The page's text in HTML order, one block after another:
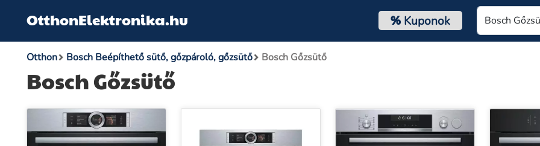
OtthonElektronika.hu %Kuponok
Otthon Bosch Beépíthető sütő, gőzpároló, gőzsütő Bosch Gőzsütő
Bosch Gőzsütő